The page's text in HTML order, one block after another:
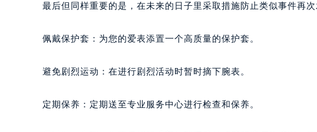
最后但同样重要的是，在未来的日子里采取措施防止类似事件再次
佩戴保护套：为您的爱表添置一个高质量的保护套。
避免剧烈运动：在进行剧烈活动时暂时摘下腕表。
定期保养：定期送至专业服务中心进行检查和保养。